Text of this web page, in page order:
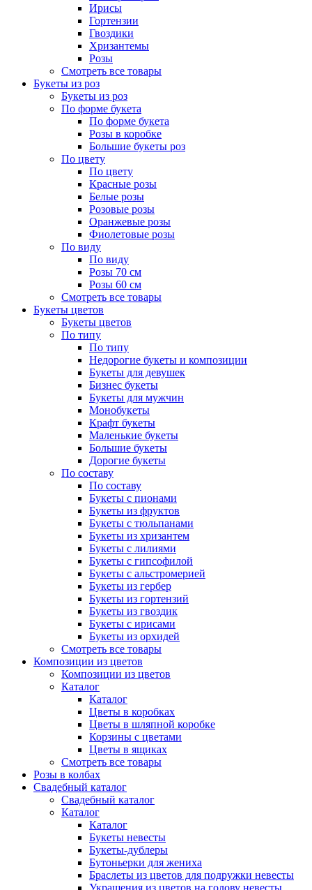
Ирисы
Гортензии
Гвоздики
Хризантемы
Розы
Смотреть все товары
Букеты из роз
Букеты из роз
По форме букета
По форме букета
Розы в коробке
Большие букеты роз
По цвету
По цвету
Красные розы
Белые розы
Розовые розы
Оранжевые розы
Фиолетовые розы
По виду
По виду
Розы 70 см
Розы 60 см
Смотреть все товары
Букеты цветов
Букеты цветов
По типу
По типу
Недорогие букеты и композиции
Букеты для девушек
Бизнес букеты
Букеты для мужчин
Монобукеты
Крафт букеты
Маленькие букеты
Большие букеты
Дорогие букеты
По составу
По составу
Букеты с пионами
Букеты из фруктов
Букеты с тюльпанами
Букеты из хризантем
Букеты с лилиями
Букеты с гипсофилой
Букеты с альстромерией
Букеты из гербер
Букеты из гортензий
Букеты из гвоздик
Букеты с ирисами
Букеты из орхидей
Смотреть все товары
Композиции из цветов
Композиции из цветов
Каталог
Каталог
Цветы в коробках
Цветы в шляпной коробке
Корзины с цветами
Цветы в ящиках
Смотреть все товары
Розы в колбах
Свадебный каталог
Свадебный каталог
Каталог
Каталог
Букеты невесты
Букеты-дублеры
Бутоньерки для жениха
Браслеты из цветов для подружки невесты